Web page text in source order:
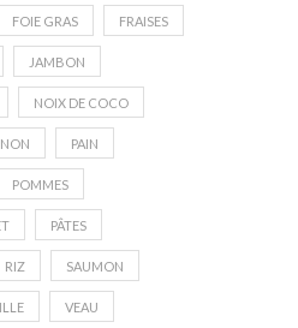
FOIE GRAS FRAISES
JAMBON
NOIX DE COCO
PAIN
POMMES
PÂTES
RIZ SAUMON
VEAU